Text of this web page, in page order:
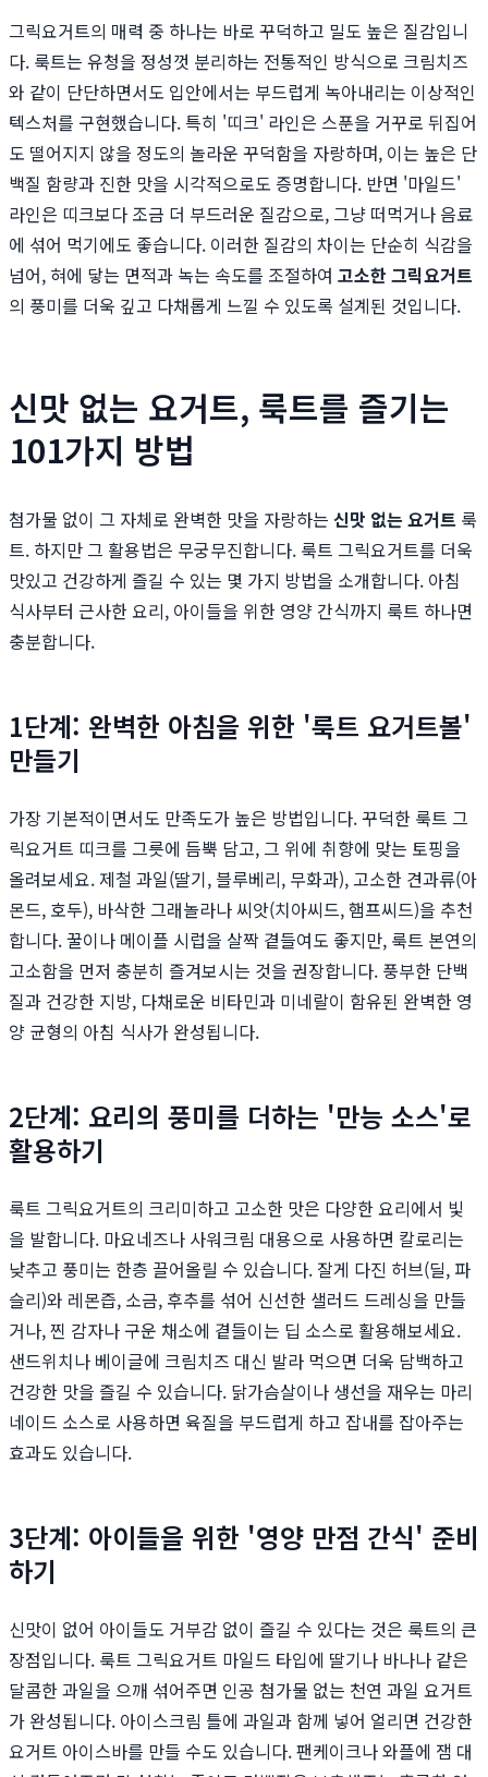
그릭요거트의 매력 중 하나는 바로 꾸덕하고 밀도 높은 질감입니
다. 룩트는 유청을 정성껏 분리하는 전통적인 방식으로 크림치즈
와 같이 단단하면서도 입안에서는 부드럽게 녹아내리는 이상적인
텍스처를 구현했습니다. 특히 '띠크' 라인은 스푼을 거꾸로 뒤집어
도 떨어지지 않을 정도의 놀라운 꾸덕함을 자랑하며, 이는 높은 단
백질 함량과 진한 맛을 시각적으로도 증명합니다. 반면 '마일드'
라인은 띠크보다 조금 더 부드러운 질감으로, 그냥 떠먹거나 음료
에 섞어 먹기에도 좋습니다. 이러한 질감의 차이는 단순히 식감을
넘어, 혀에 닿는 면적과 녹는 속도를 조절하여 고소한 그릭요거트
의 풍미를 더욱 깊고 다채롭게 느낄 수 있도록 설계된 것입니다.
신맛 없는 요거트, 룩트를 즐기는
101가지 방법
첨가물 없이 그 자체로 완벽한 맛을 자랑하는 신맛 없는 요거트 룩
트. 하지만 그 활용법은 무궁무진합니다. 룩트 그릭요거트를 더욱
맛있고 건강하게 즐길 수 있는 몇 가지 방법을 소개합니다. 아침
식사부터 근사한 요리, 아이들을 위한 영양 간식까지 룩트 하나면
충분합니다.
1단계: 완벽한 아침을 위한 '룩트 요거트볼'
만들기
가장 기본적이면서도 만족도가 높은 방법입니다. 꾸덕한 룩트 그
릭요거트 띠크를 그릇에 듬뿍 담고, 그 위에 취향에 맞는 토핑을
올려보세요. 제철 과일(딸기, 블루베리, 무화과), 고소한 견과류(아
몬드, 호두), 바삭한 그래놀라나 씨앗(치아씨드, 햄프씨드)을 추천
합니다. 꿀이나 메이플 시럽을 살짝 곁들여도 좋지만, 룩트 본연의
고소함을 먼저 충분히 즐겨보시는 것을 권장합니다. 풍부한 단백
질과 건강한 지방, 다채로운 비타민과 미네랄이 함유된 완벽한 영
양 균형의 아침 식사가 완성됩니다.
2단계: 요리의 풍미를 더하는 '만능 소스'로
활용하기
룩트 그릭요거트의 크리미하고 고소한 맛은 다양한 요리에서 빛
을 발합니다. 마요네즈나 사워크림 대용으로 사용하면 칼로리는
낮추고 풍미는 한층 끌어올릴 수 있습니다. 잘게 다진 허브(딜, 파
슬리)와 레몬즙, 소금, 후추를 섞어 신선한 샐러드 드레싱을 만들
거나, 찐 감자나 구운 채소에 곁들이는 딥 소스로 활용해보세요.
샌드위치나 베이글에 크림치즈 대신 발라 먹으면 더욱 담백하고
건강한 맛을 즐길 수 있습니다. 닭가슴살이나 생선을 재우는 마리
네이드 소스로 사용하면 육질을 부드럽게 하고 잡내를 잡아주는
효과도 있습니다.
3단계: 아이들을 위한 '영양 만점 간식' 준비
하기
신맛이 없어 아이들도 거부감 없이 즐길 수 있다는 것은 룩트의 큰
장점입니다. 룩트 그릭요거트 마일드 타입에 딸기나 바나나 같은
달콤한 과일을 으깨 섞어주면 인공 첨가물 없는 천연 과일 요거트
가 완성됩니다. 아이스크림 틀에 과일과 함께 넣어 얼리면 건강한
요거트 아이스바를 만들 수도 있습니다. 팬케이크나 와플에 잼 대